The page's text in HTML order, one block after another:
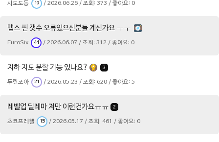
시도도동 19 / 2026.06.26 / 조회: 373 / 좋아요: 0
맵스 핀 갯수 오류있으신분들 계신가요 ㅜㅜ
EuroSix 44 / 2026.06.07 / 조회: 312 / 좋아요: 0
지하 지도 분할 기능 있나요? 3
두린조아 21 / 2026.05.23 / 조회: 620 / 좋아요: 5
레벨업 딜레마 저만 이런건가요ㅠㅠ 2
초코프레첼 15 / 2026.05.17 / 조회: 461 / 좋아요: 0